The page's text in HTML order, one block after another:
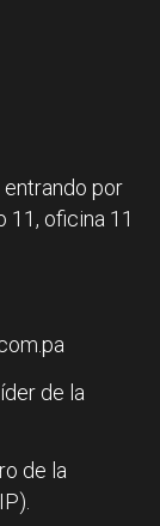
entrando por
11, oficina 11
de la
de la